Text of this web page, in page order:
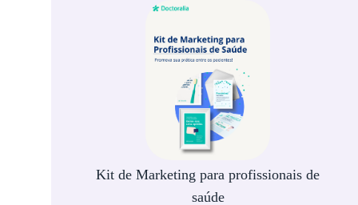
Kit de Marketing para profissionais de
saúde